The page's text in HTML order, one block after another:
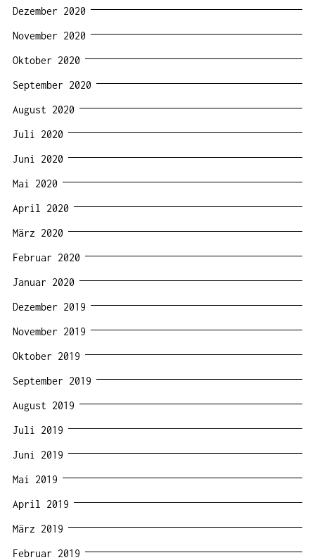
Dezember 2020
November 2020
Oktober 2020
September 2020
August 2020
Juli 2020
Juni 2020
Mai 2020
April 2020
März 2020
Februar 2020
Januar 2020
Dezember 2019
November 2019
Oktober 2019
September 2019
August 2019
Juli 2019
Juni 2019
Mai 2019
April 2019
März 2019
Februar 2019